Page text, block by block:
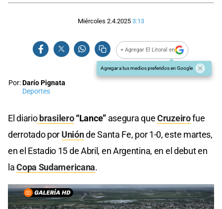
Miércoles 2.4.2025 3:13
+ Agregar El Litoral en
Agregar a tus medios preferidos en Google
Por:Darío Pignata
Deportes
El diariobrasilero “Lance”asegura queCruzeirofue
derrotado por Uniónde Santa Fe, por 1-0, este martes,
en el Estadio 15 de Abril, en Argentina, en el debut en
laCopa Sudamericana.